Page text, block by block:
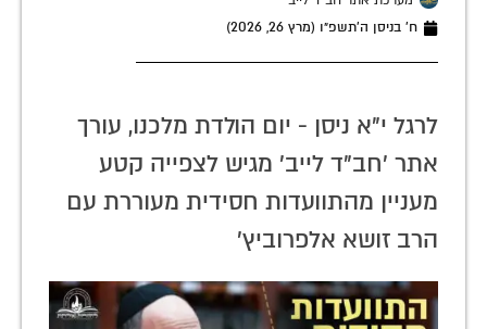
ח׳ בניסן ה׳תשפ״ו (מרץ 26, 2026)
לרגל י"א ניסן - יום הולדת מלכנו, עורך
אתר 'חב"ד לייב' מגיש לצפייה קטע
מעניין מהתוועדות חסידית מעוררת עם
הרב זושא אלפרוביץ'